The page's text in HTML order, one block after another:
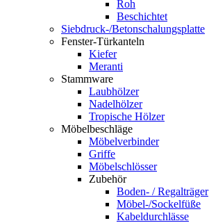
Roh
Beschichtet
Siebdruck-/Betonschalungsplatte
Fenster-Türkanteln
Kiefer
Meranti
Stammware
Laubhölzer
Nadelhölzer
Tropische Hölzer
Möbelbeschläge
Möbelverbinder
Griffe
Möbelschlösser
Zubehör
Boden- / Regalträger
Möbel-/Sockelfüße
Kabeldurchlässe